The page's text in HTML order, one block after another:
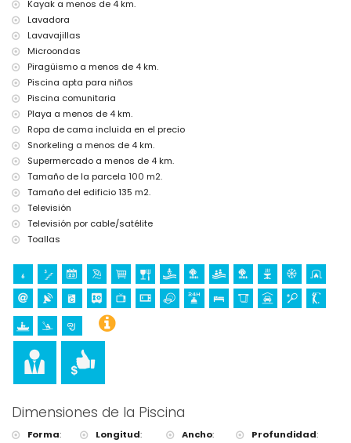
iglesia (a menos de 5 kilómetros del alojamiento)
castillo (Guadalest) (a menos de 25 kilómetros del alojamiento)
Deportes
tenis, golf, piragüismo, kayak y snorkel (a menos de 5 kilómetros
de la casa)
Kayak a menos de 4 km.
Lavadora
Lavavajillas
Microondas
Piragüismo a menos de 4 km.
Piscina apta para niños
Piscina comunitaria
Playa a menos de 4 km.
Ropa de cama incluida en el precio
Snorkeling a menos de 4 km.
Supermercado a menos de 4 km.
Tamaño de la parcela 100 m2.
Tamaño del edificio 135 m2.
Televisión
Televisión por cable/satélite
Toallas
Dimensiones de la Piscina
Forma:
Longitud:
Ancho:
Profundidad: